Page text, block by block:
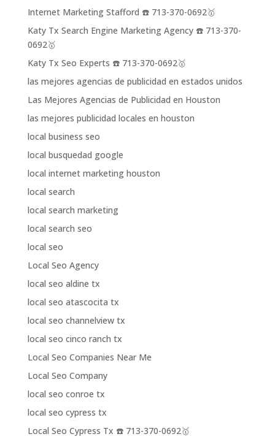
Internet Marketing Stafford ☎️ 713-370-0692🥇
Katy Tx Search Engine Marketing Agency ☎️ 713-370-
0692🥇
Katy Tx Seo Experts ☎️ 713-370-0692🥇
las mejores agencias de publicidad en estados unidos
Las Mejores Agencias de Publicidad en Houston
las mejores publicidad locales en houston
local business seo
local busquedad google
local internet marketing houston
local search
local search marketing
local search seo
local seo
Local Seo Agency
local seo aldine tx
local seo atascocita tx
local seo channelview tx
local seo cinco ranch tx
Local Seo Companies Near Me
Local Seo Company
local seo conroe tx
local seo cypress tx
Local Seo Cypress Tx ☎️ 713-370-0692🥇